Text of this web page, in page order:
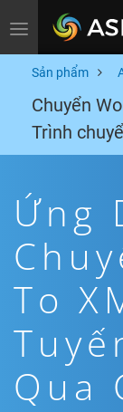
Toggle navigation
Sản phẩm
Chuyển
Trình
Ứng
To
Qua